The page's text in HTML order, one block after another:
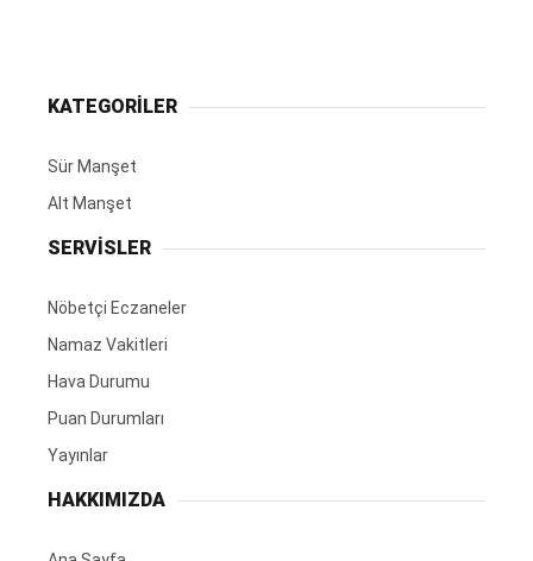
KATEGORİLER
Sür Manşet
Alt Manşet
SERVİSLER
Nöbetçi Eczaneler
Namaz Vakitleri
Hava Durumu
Puan Durumları
Yayınlar
HAKKIMIZDA